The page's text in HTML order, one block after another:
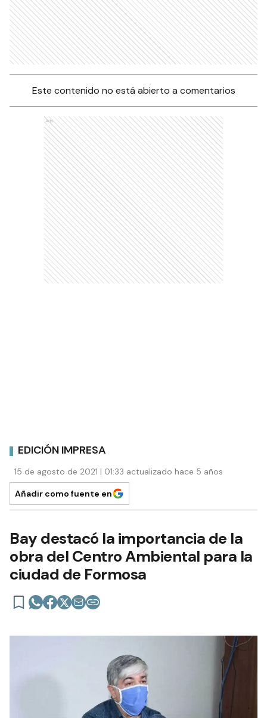
Este contenido no está abierto a comentarios
Ads
EDICIÓN IMPRESA
15 de agosto de 2021 | 01:33 actualizado hace 5 años
Añadir como fuente en
Bay destacó la importancia de la
obra del Centro Ambiental para la
ciudad de Formosa